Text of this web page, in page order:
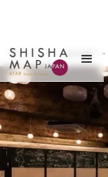
サイトトップ > お店を探す >